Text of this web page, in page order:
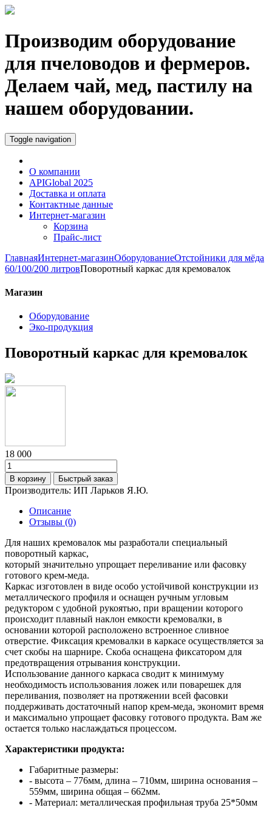
Производим оборудование
для пчеловодов и фермеров.
Делаем чай, мед, пастилу на
нашем оборудовании.
Toggle navigation
О компании
APIGlobal 2025
Доставка и оплата
Контактные данные
Интернет-магазин
Корзина
Прайс-лист
ГлавнаяИнтернет-магазинОборудованиеОтстойники для мёда
60/100/200 литровПоворотный каркас для кремовалок
Магазин
Оборудование
Эко-продукция
Поворотный каркас для кремовалок
18 000
В корзину Быстрый заказ
Производитель: ИП Ларьков Я.Ю.
Описание
Отзывы (0)
Для наших кремовалок мы разработали специальный
поворотный каркас,
который значительно упрощает переливание или фасовку
готового крем-меда.
Каркас изготовлен в виде особо устойчивой конструкции из
металлического профиля и оснащен ручным угловым
редуктором с удобной рукоятью, при вращении которого
происходит плавный наклон емкости кремовалки, в
основании которой расположено встроенное сливное
отверстие. Фиксация кремовалки в каркасе осуществляется за
счет скобы на шарнире. Скоба оснащена фиксатором для
предотвращения отрывания конструкции.
Использование данного каркаса сводит к минимуму
необходимость использования ложек или поварешек для
переливания, позволяет на протяжении всей фасовки
поддерживать достаточный напор крем-меда, экономит время
и максимально упрощает фасовку готового продукта. Вам же
остается только наслаждаться процессом.
Характеристики продукта:
Габаритные размеры:
- высота – 776мм, длина – 710мм, ширина основания –
559мм, ширина общая – 662мм.
- Материал: металлическая профильная труба 25*50мм